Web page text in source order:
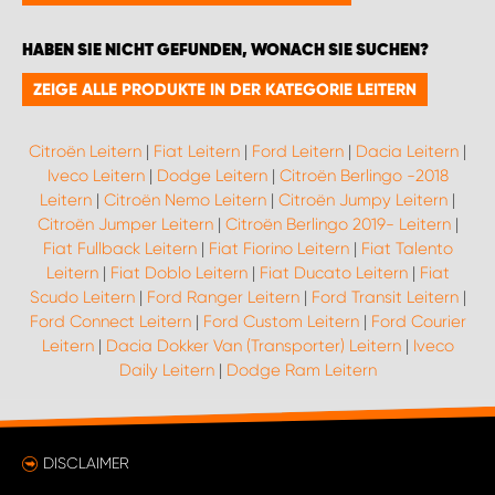
HABEN SIE NICHT GEFUNDEN, WONACH SIE SUCHEN?
ZEIGE ALLE PRODUKTE IN DER KATEGORIE LEITERN
Citroën Leitern | Fiat Leitern | Ford Leitern | Dacia Leitern |
Iveco Leitern| Dodge Leitern| Citroën Berlingo -2018
Leitern | Citroën Nemo Leitern | Citroën Jumpy Leitern |
Citroën Jumper Leitern| Citroën Berlingo 2019- Leitern|
Fiat Fullback Leitern| Fiat Fiorino Leitern| Fiat Talento
Leitern| Fiat Doblo Leitern| Fiat Ducato Leitern| Fiat
Scudo Leitern| Ford Ranger Leitern| Ford Transit Leitern|
Ford Connect Leitern| Ford Custom Leitern| Ford Courier
Leitern| Dacia Dokker Van (Transporter) Leitern| Iveco
Daily Leitern| Dodge Ram Leitern
DISCLAIMER
MONTAGEPARTNER WIEN 1230
SCHAURAUM ÖSTERREICH